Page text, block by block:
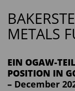
METALS
EIN OGAW-
POSITION IN
– December